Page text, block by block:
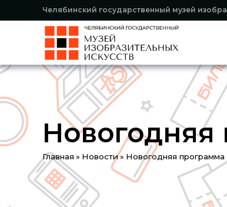
Челябинский государственный музей
Вы
здесь
Главная » Новости» Новогодняя программа